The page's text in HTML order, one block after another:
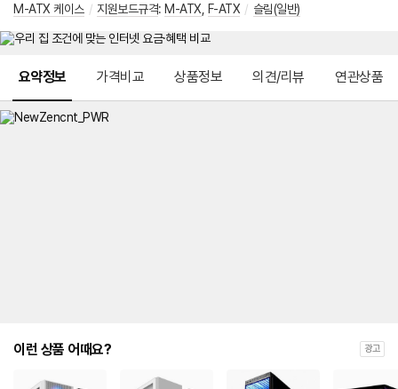
M-ATX 케이스 / 지원보드규격: M-ATX F-ATX / 슬림(일반)
요약정보 가격비교 상품정보 의견/리뷰 연관상품
이런 상품 어때요? 광고